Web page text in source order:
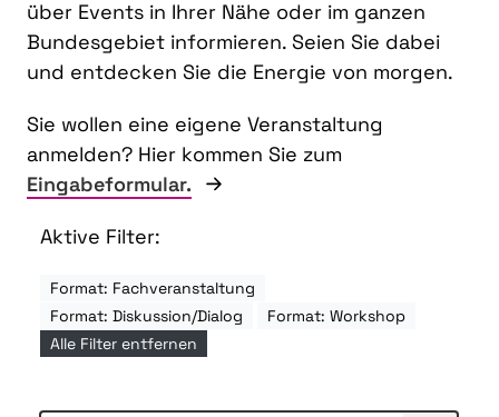
über Events in Ihrer Nähe oder im ganzen
Bundesgebiet informieren. Seien Sie dabei
und entdecken Sie die Energie von morgen.
Sie wollen eine eigene Veranstaltung
anmelden? Hier kommen Sie zum
Eingabeformular.
Aktive Filter:
Format: Fachveranstaltung
Format: Diskussion/Dialog
Format: Workshop
Alle Filter entfernen